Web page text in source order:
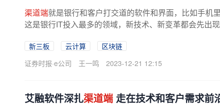
渠道端就是银行和客户打交道的软件和界面，比如手机
这是银行IT投入最多的领域，新技术、新变革都会先出
新三板 云计算
区块链
证券时报·e公司
王一鸣 2023-12-21 12:15
艾融软件深扎渠道端 走在技术和客户需求前